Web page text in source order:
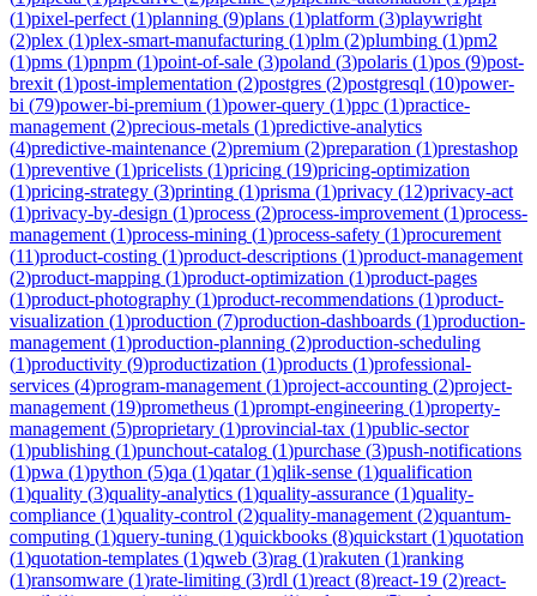
(1)pixel-perfect (1)planning (9)plans (1)platform (3)playwright
(2)plex (1)plex-smart-manufacturing (1)plm (2)plumbing (1)pm2
(1)pms (1)pnpm (1)point-of-sale (3)poland (3)polaris (1)pos (9)post-
brexit (1)post-implementation (2)postgres (2)postgresql (10)power-
bi (79)power-bi-premium (1)power-query (1)ppc (1)practice-
management (2)precious-metals (1)predictive-analytics
(4)predictive-maintenance (2)premium (2)preparation (1)prestashop
(1)preventive (1)pricelists (1)pricing (19)pricing-optimization
(1)pricing-strategy (3)printing (1)prisma (1)privacy (12)privacy-act
(1)privacy-by-design (1)process (2)process-improvement (1)process-
management (1)process-mining (1)process-safety (1)procurement
(11)product-costing (1)product-descriptions (1)product-management
(2)product-mapping (1)product-optimization (1)product-pages
(1)product-photography (1)product-recommendations (1)product-
visualization (1)production (7)production-dashboards (1)production-
management (1)production-planning (2)production-scheduling
(1)productivity (9)productization (1)products (1)professional-
services (4)program-management (1)project-accounting (2)project-
management (19)prometheus (1)prompt-engineering (1)property-
management (5)proprietary (1)provincial-tax (1)public-sector
(1)publishing (1)punchout-catalog (1)purchase (3)push-notifications
(1)pwa (1)python (5)qa (1)qatar(1)qlik-sense (1)qualification
(1)quality (3)quality-analytics (1)quality-assurance (1)quality-
compliance (1)quality-control (2)quality-management (2)quantum-
computing (1)query-tuning (1)quickbooks (8)quickstart (1)quotation
(1)quotation-templates (1)qweb (3)rag (1)rakuten (1)ranking
(1)ransomware (1)rate-limiting (3)rdl (1)react (8)react-19 (2)react-